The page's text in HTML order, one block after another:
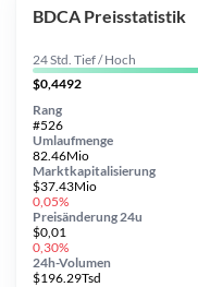
BDCA Preisstatistik
24 Std. Tief / Hoch
$0,4492
Umlaufmenge
82.46Mio
Preisänderung 24u
$0,01
0,30%
Marktkapitalisierung
$37.43Mio
0,05%
24h-Volumen
$196.29Tsd
Rang
#526